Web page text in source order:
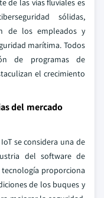
de las vías fluviales es
sólidas,
de los empleados y
marítima. Todos
de programas de
el crecimiento
del mercado
se considera una de
del software de
proporciona
de los buques y